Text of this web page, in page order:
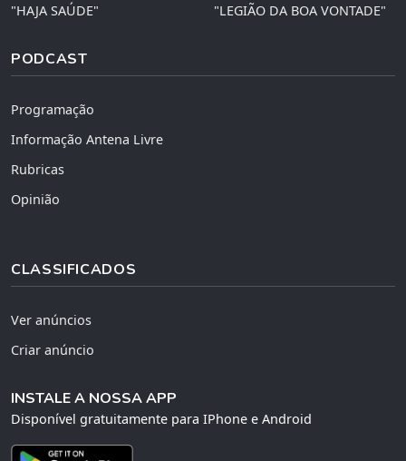
"HAJA SAÚDE" "LEGIÃO DA BOA VONTADE"
PODCAST
Programação
Informação Antena Livre
Rubricas
Opinião
CLASSIFICADOS
Ver anúncios
Criar anúncio
INSTALE A NOSSA APP
Disponível gratuitamente para IPhone e Android